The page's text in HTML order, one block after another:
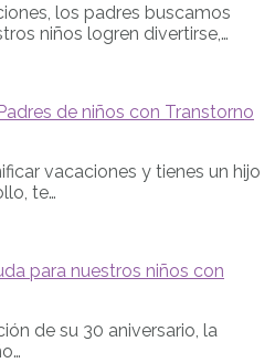
los padres buscamos
niños logren divertirse,…
de niños con Transtorno
vacaciones y tienes un hijo
te…
para nuestros niños con
de su 30 aniversario, la